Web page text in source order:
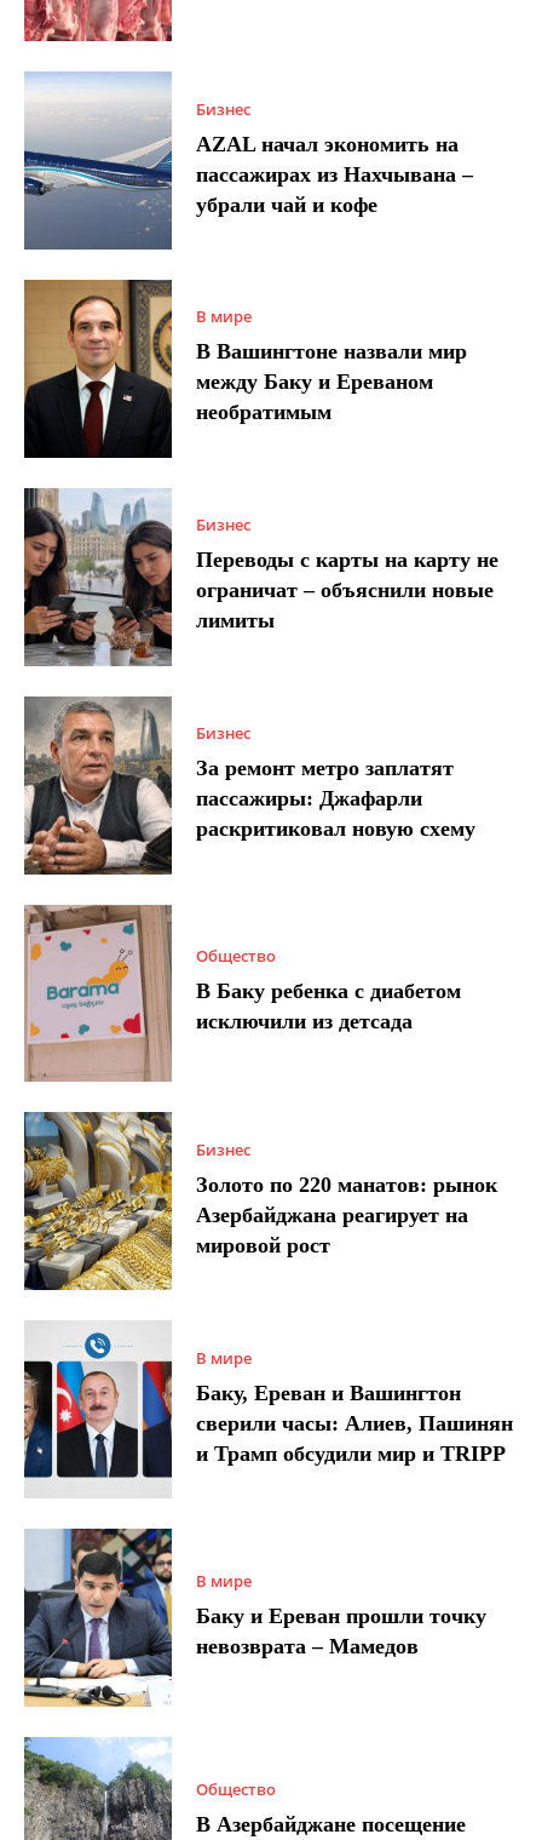
Бизнес
AZAL начал экономить на
пассажирах из Нахчывана –
убрали чай и кофе
В мире
В Вашингтоне назвали мир
между Баку и Ереваном
необратимым
Бизнес
Переводы с карты на карту не
ограничат – объяснили новые
лимиты
Бизнес
За ремонт метро заплатят
пассажиры: Джафарли
раскритиковал новую схему
Общество
В Баку ребенка с диабетом
исключили из детсада
Бизнес
Золото по 220 манатов: рынок
Азербайджана реагирует на
мировой рост
В мире
Баку, Ереван и Вашингтон
сверили часы: Алиев, Пашинян
и Трамп обсудили мир и TRIPP
В мире
Баку и Ереван прошли точку
невозврата – Мамедов
Общество
В Азербайджане посещение